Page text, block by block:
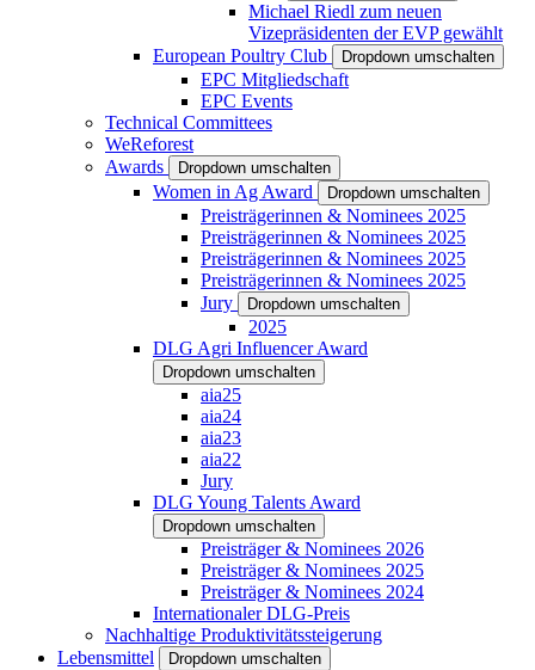
Michael Riedl zum neuen
Vizepräsidenten der EVP gewählt
European Poultry Club
Dropdown umschalten
EPC Mitgliedschaft
EPC Events
Technical Committees
WeReforest
Awards
Dropdown umschalten
Women in Ag Award Dropdown umschalten
Preisträgerinnen & Nominees 2025
Preisträgerinnen & Nominees 2025
Preisträgerinnen & Nominees 2025
Preisträgerinnen & Nominees 2025
Jury
Dropdown umschalten
2025
DLG Agri Influencer Award
Dropdown umschalten
aia25
aia24
aia23
aia22
Jury
DLG Young Talents Award
Dropdown umschalten
Preisträger & Nominees 2026
Preisträger & Nominees 2025
Preisträger & Nominees 2024
Internationaler DLG-Preis
Nachhaltige Produktivitätssteigerung
Lebensmittel
Dropdown umschalten